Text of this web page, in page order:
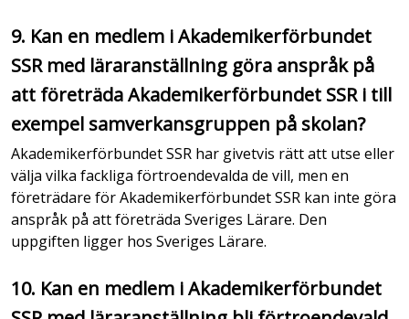
9. Kan en medlem i Akademikerförbundet
SSR med läraranställning göra anspråk på
att företräda Akademikerförbundet SSR i till
exempel samverkansgruppen på skolan?
Akademikerförbundet SSR har givetvis rätt att utse eller
välja vilka fackliga förtroendevalda de vill, men en
företrädare för Akademikerförbundet SSR kan inte göra
anspråk på att företräda Sveriges Lärare. Den
uppgiften ligger hos Sveriges Lärare.
10. Kan en medlem i Akademikerförbundet